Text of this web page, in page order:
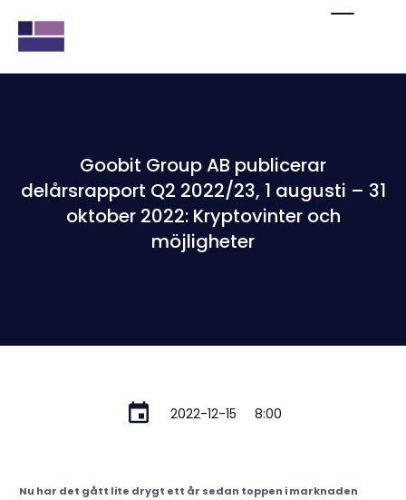
Goobit Group AB publicerar
delårsrapport Q2 2022/23, 1 augusti – 31
oktober 2022: Kryptovinter och
möjligheter
2022-12-15 8:00
Nu har det gått lite drygt ett år sedan toppen i marknaden